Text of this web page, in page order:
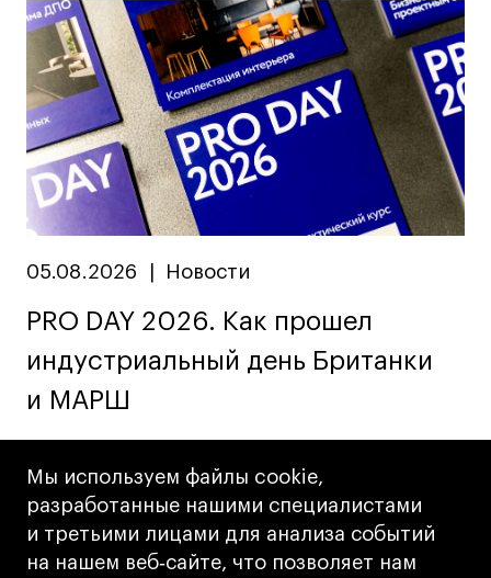
05.08.2026 Новости
PRO DAY 2026. Как прошел
индустриальный день Британки
и МАРШ
05.08.2026 Новости
Проекты
Мы используем файлы cookie,
разработанные нашими специалистами
и третьими лицами для анализа событий
на нашем веб‑сайте, что позволяет нам